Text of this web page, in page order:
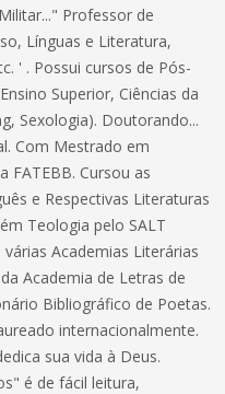
Professor de
Línguas e Literatura,
' . Possui cursos de Pós-
Superior, Ciências da
Sexologia). Doutorando...
Com Mestrado em
FATEBB. Cursou as
e Respectivas Literaturas
Teologia pelo SALT
Academias Literárias
Academia de Letras de
Bibliográfico de Poetas.
internacionalmente.
sua vida à Deus.
é de fácil leitura,